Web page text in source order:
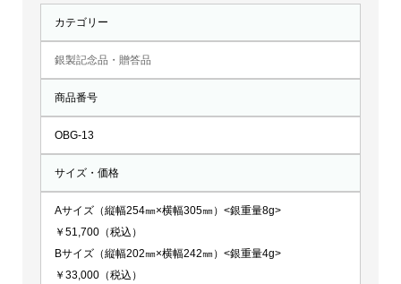
鶴：
個
カテゴリー
銀製記念品・贈答品
商品番号
OBG-13
サイズ・価格
Aサイズ（縦幅254㎜×横幅305㎜）<銀重量8g>
￥51,700（税込）
Bサイズ（縦幅202㎜×横幅242㎜）<銀重量4g>
￥33,000（税込）